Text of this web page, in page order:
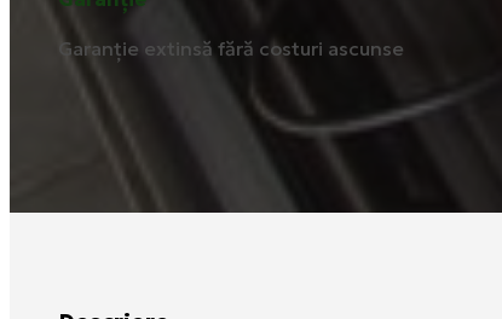
Garanție extinsă fără costuri ascunse